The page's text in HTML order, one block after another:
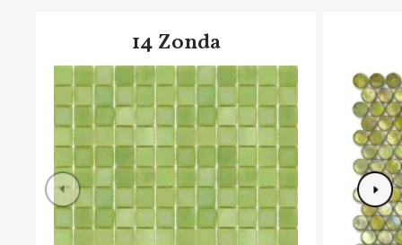
14 Zonda